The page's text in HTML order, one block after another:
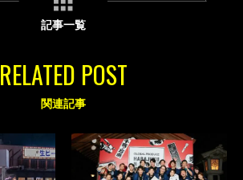
記事一覧
RELATED POST
関連記事